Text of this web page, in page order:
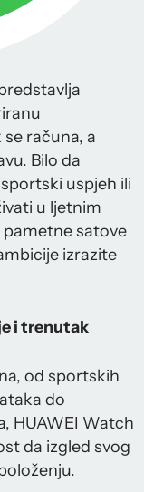
računa, a
Bilo da
uspjeh ili
u ljetnim
pametne satove
izrazite
i trenutak
od sportskih
do
HUAWEI Watch
da izgled svog